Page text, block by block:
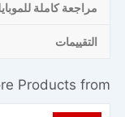
مراجعة كاملة
التقييمات
Products from